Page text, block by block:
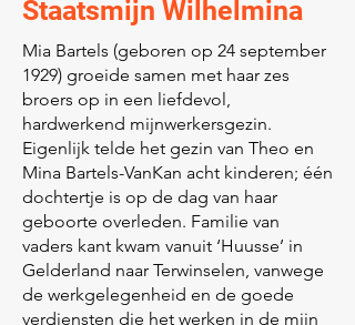
Staatsmijn Wilhelmina
Mia Bartels (geboren op 24 september
1929) groeide samen met haar zes
broers op in een liefdevol,
hardwerkend mijnwerkersgezin.
Eigenlijk telde het gezin van Theo en
Mina Bartels-VanKan acht kinderen; één
dochtertje is op de dag van haar
geboorte overleden. Familie van
vaders kant kwam vanuit ‘Huusse’ in
Gelderland naar Terwinselen, vanwege
de werkgelegenheid en de goede
verdiensten die het werken in de mijn